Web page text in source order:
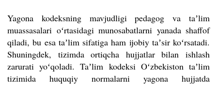
Yagona kodeksning mavjudligi pedagog va taʼlim
muassasalari oʻrtasidagi munosabatlarni yanada shaffof
qiladi, bu esa taʼlim sifatiga ham ijobiy taʼsir koʻrsatadi.
Shuningdek, tizimda ortiqcha hujjatlar bilan ishlash
zarurati yoʻqoladi. Taʼlim kodeksi Oʻzbekiston taʼlim
tizimida huquqiy normalarni yagona hujjatda